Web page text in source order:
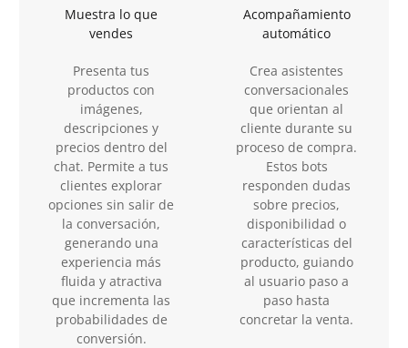
Muestra lo que
vendes
Presenta tus
productos con
imágenes,
descripciones y
precios dentro del
chat. Permite a tus
clientes explorar
opciones sin salir de
la conversación,
generando una
experiencia más
fluida y atractiva
que incrementa las
probabilidades de
conversión.
Acompañamiento
automático
Crea asistentes
conversacionales
que orientan al
cliente durante su
proceso de compra.
Estos bots
responden dudas
sobre precios,
disponibilidad o
características del
producto, guiando
al usuario paso a
paso hasta
concretar la venta.